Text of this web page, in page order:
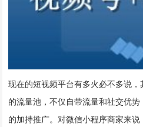
现在的短视频平台有多火必不多说
的流量池，不仅自带流量和社交优
的加持推广。对微信小程序商家来